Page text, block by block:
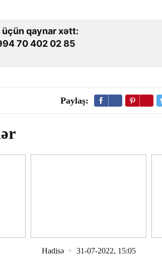
qaynar xətt:
70 402 02 85
Paylaş:
Hadisə 31-07-2022, 15:05